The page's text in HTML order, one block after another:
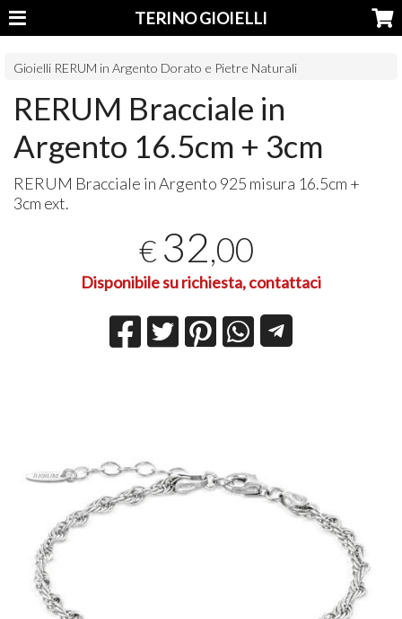
TERINO GIOIELLI
Gioielli RERUM in Argento Dorato e Pietre Naturali
RERUM Bracciale in
Argento 16.5cm + 3cm
RERUM Bracciale in Argento 925 misura 16.5cm +
3cm ext.
€ 32,00
Disponibile su richiesta, contattaci